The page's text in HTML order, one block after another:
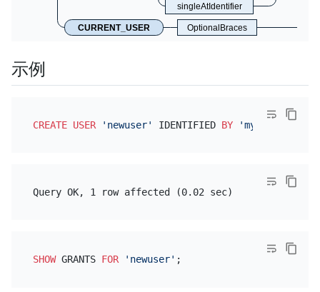
singleAtIdentifier
CURRENT_USER OptionalBraces
示例
CREATE USER 'newuser' IDENTIFIED BY 'mypassword'
SHOW GRANTS FOR 'newuser'